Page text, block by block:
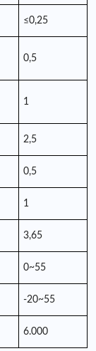
≤0,25
0,5
1
2,5
0,5
1
3,65
0~55
-20~55
6.000